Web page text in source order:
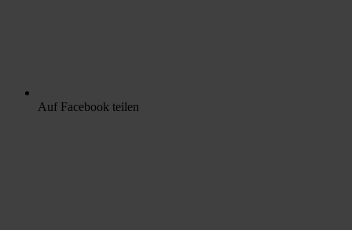
Auf Facebook teilen